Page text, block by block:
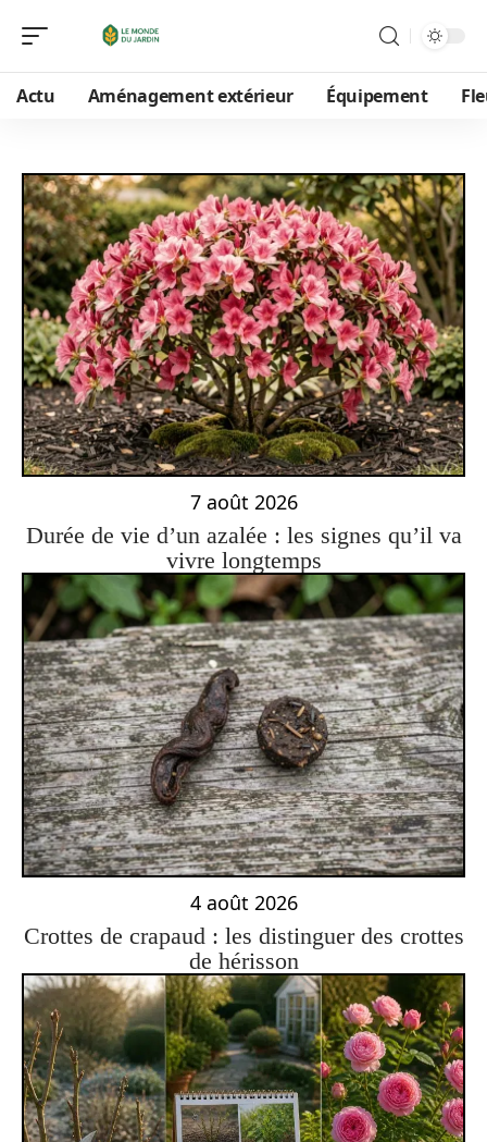
Actu Aménagement extérieur Équipement
7 août 2026
Durée de vie d’un azalée : les signes qu’il va
vivre longtemps
4 août 2026
Crottes de crapaud : les distinguer des crottes
de hérisson